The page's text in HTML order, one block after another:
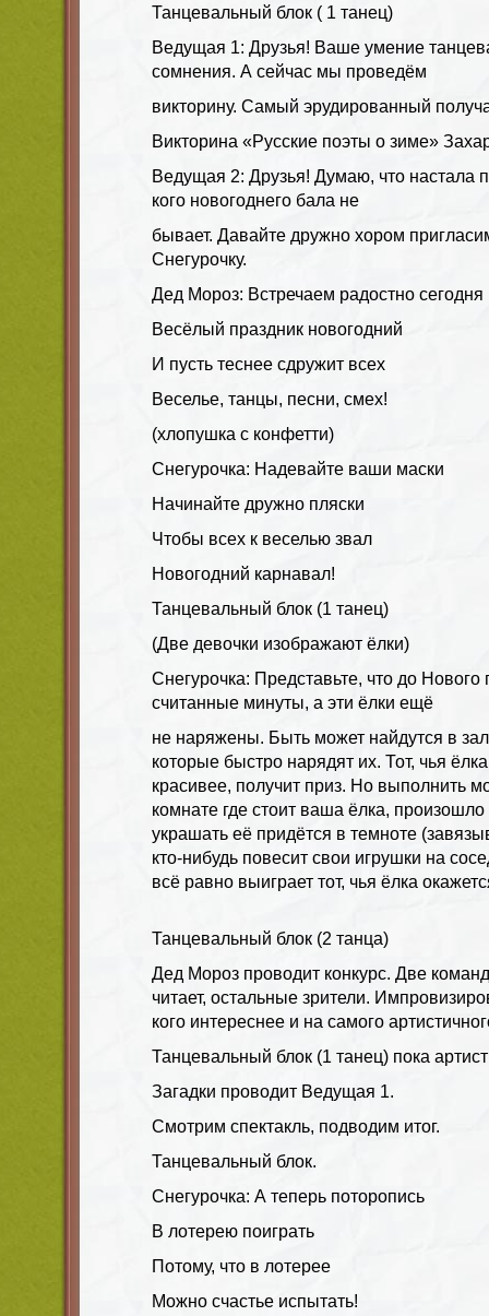
Танцевальный блок ( 1 танец)
Ведущая 1: Друзья! Ваше умение
сомнения. А сейчас мы проведём
викторину. Самый эрудированный
Викторина «Русские поэты о зиме»
Ведущая 2: Друзья! Думаю, что настала
кого новогоднего бала не
бывает. Давайте дружно хором
Снегурочку.
Дед Мороз: Встречаем радостно сегодня
Весёлый праздник новогодний
И пусть теснее сдружит всех
Веселье, танцы, песни, смех!
(хлопушка с конфетти)
Снегурочка: Надевайте ваши маски
Начинайте дружно пляски
Чтобы всех к веселью звал
Новогодний карнавал!
Танцевальный блок (1 танец)
(Две девочки изображают ёлки)
Снегурочка: Представьте, что до Нового
считанные минуты, а эти ёлки ещё
не наряжены. Быть может найдутся в
которые быстро нарядят их. Тот, чья
красивее, получит приз. Но выполнить
комнате где стоит ваша ёлка,
украшать её придётся в темноте
кто-нибудь повесит свои игрушки на
всё равно выиграет тот, чья ёлка
Танцевальный блок (2 танца)
Дед Мороз проводит конкурс. Две
читает, остальные зрители.
кого интереснее и на самого
Танцевальный блок (1 танец) пока
Загадки проводит Ведущая 1.
Смотрим спектакль, подводим итог.
Танцевальный блок.
Снегурочка: А теперь поторопись
В лотерею поиграть
Потому, что в лотерее
Можно счастье испытать!